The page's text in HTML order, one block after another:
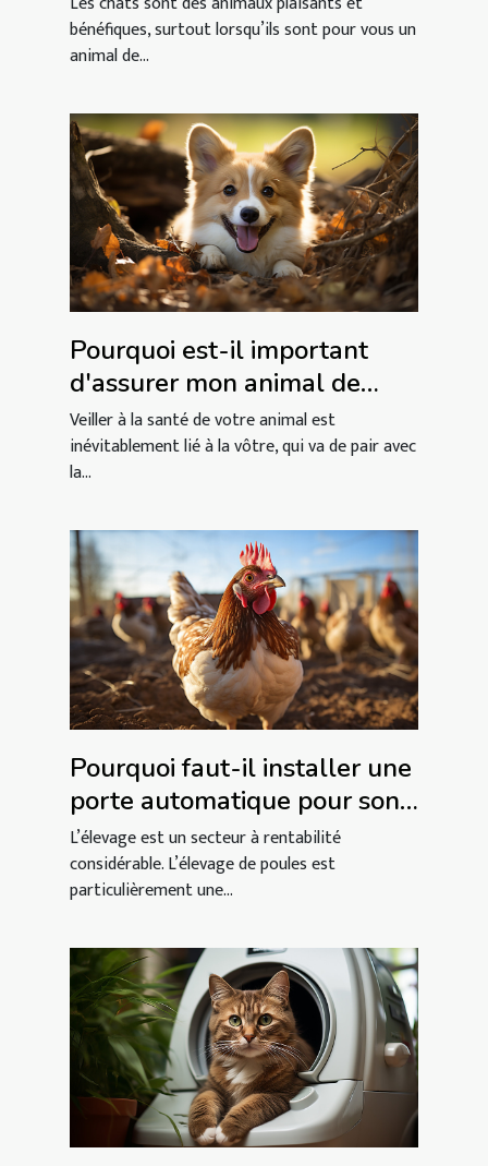
bénéfiques, surtout lorsqu’ils sont pour vous un
animal de...
Pourquoi est-il important
d'assurer mon animal de
compagnie ?
Veiller à la santé de votre animal est
inévitablement lié à la vôtre, qui va de pair avec
la...
Pourquoi faut-il installer une
porte automatique pour son
poulailler ?
L’élevage est un secteur à rentabilité
considérable. L’élevage de poules est
particulièrement une...